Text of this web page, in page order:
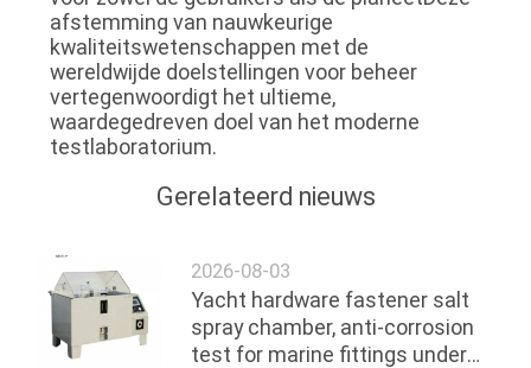
afstemming van nauwkeurige
kwaliteitswetenschappen met de
wereldwijde doelstellingen voor beheer
vertegenwoordigt het ultieme,
waardegedreven doel van het moderne
testlaboratorium.
Gerelateerd nieuws
2026-08-03
Yacht hardware fastener salt
spray chamber, anti-corrosion
test for marine fittings under